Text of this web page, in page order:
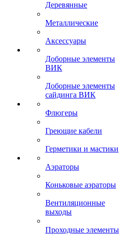
Деревянные
Металлические
Аксессуары
Доборные элементы
ВИК
Доборные элементы
сайдинга ВИК
Флюгеры
Греющие кабели
Герметики и мастики
Аэраторы
Коньковые аэраторы
Вентиляционные
выходы
Проходные элементы